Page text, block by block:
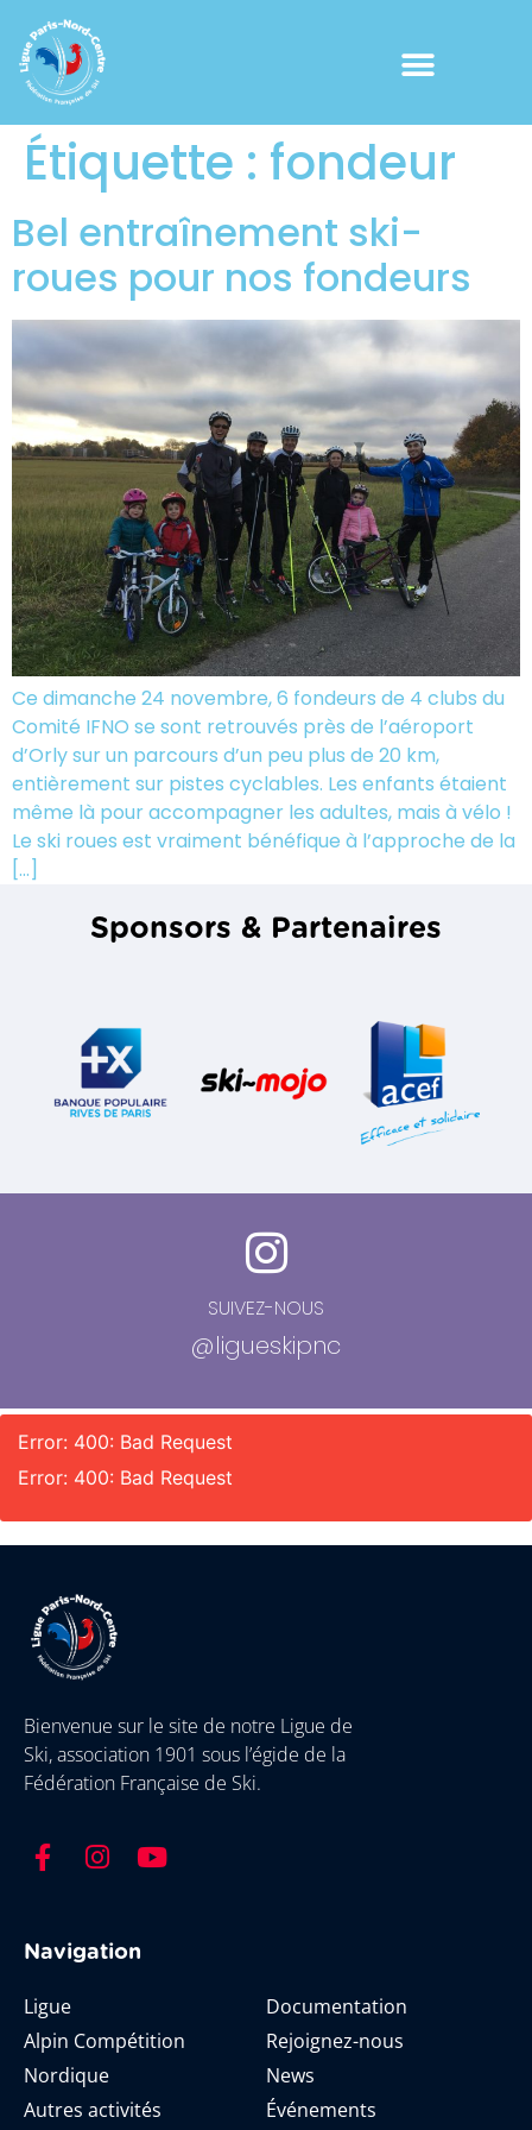
Étiquette : fondeur
Bel entraînement ski-
roues pour nos fondeurs
Ce dimanche 24 novembre, 6 fondeurs de 4 clubs du
Comité IFNO se sont retrouvés près de l’aéroport
d’Orly sur un parcours d’un peu plus de 20 km,
entièrement sur pistes cyclables. Les enfants étaient
même là pour accompagner les adultes, mais à vélo !
Le ski roues est vraiment bénéfique à l’approche de la
[…]
Sponsors & Partenaires
SUIVEZ-NOUS
@ligueskipnc
Error: 400: Bad Request
Error: 400: Bad Request
Bienvenue sur le site de notre Ligue de
Ski, association 1901 sous l’égide de la
Fédération Française de Ski.
Navigation
Ligue
Alpin Compétition
Nordique
Autres activités
Documentation
Rejoignez-nous
News
Événements